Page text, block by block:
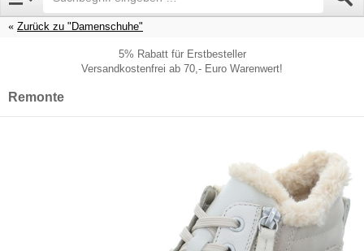
Zurück zu "Damenschuhe"
5% Rabatt für Erstbesteller
Versandkostenfrei ab 70,- Euro Warenwert!
Remonte